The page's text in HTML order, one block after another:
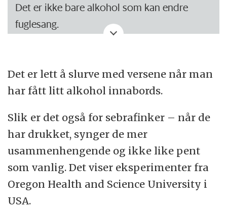
Det er ikke bare alkohol som kan endre
fuglesang.
frekvensen eller lengden av sangene, slik at
de lettere overdøver bråket.
Svarttroster i byen synger for eksempel
oftere og med en lysere tone enn
artsfrender i skogen.
Det er lett å slurve med versene når man
har fått litt alkohol innabords.
Slik er det også for sebrafinker – når de
har drukket, synger de mer
usammenhengende og ikke like pent
som vanlig. Det viser eksperimenter fra
Oregon Health and Science University i
USA.